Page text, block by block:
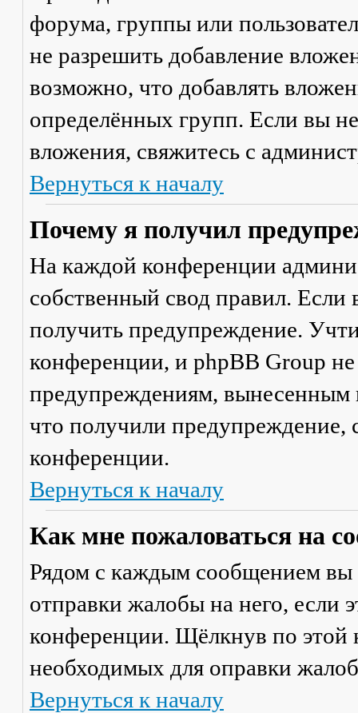
форума, группы или
не разрешить добавление
возможно, что добавлять
определённых групп. Если вы
вложения, свяжитесь с
Вернуться к началу
Почему я получил
На каждой конференции
собственный свод правил.
получить предупреждение.
конференции, и phpBB Group
предупреждениям, вынесенным
что получили предупреждение,
конференции.
Вернуться к началу
Как мне пожаловаться на
Рядом с каждым сообщением вы
отправки жалобы на него, если
конференции. Щёлкнув по этой
необходимых для оправки
Вернуться к началу